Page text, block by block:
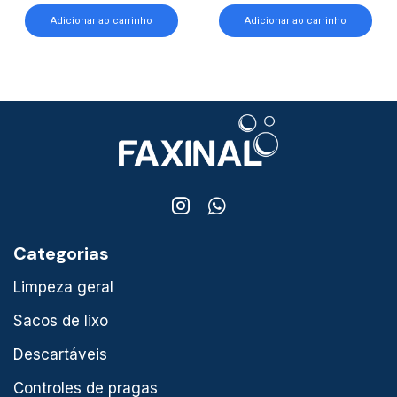
Adicionar ao carrinho Adicionar ao carrinho
Categorias
Limpeza geral
Sacos de lixo
Descartáveis
Controles de pragas